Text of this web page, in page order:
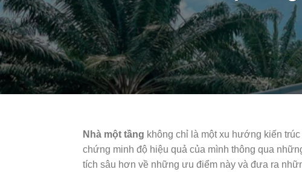
Nhà một tầng không chỉ là một xu hướng kiến
chứng minh độ hiệu quả của mình thông qua
tích sâu hơn về những ưu điểm này và đưa ra